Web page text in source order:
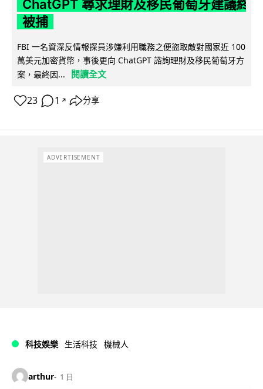
ChatGPT 尋求理財及移民葡萄牙建議終
被捕
FBI 一名資深反情報探員涉嫌利用職務之便盜取敵對國家近 100
萬美元加密貨幣，事後更向 ChatGPT 諮詢理財及移民葡萄牙方
案，最終因...
閱讀全文
23 1 ↗ 分享
ADVERTISEMENT
科技娛樂 生活科技 機械人
arthur 1 日